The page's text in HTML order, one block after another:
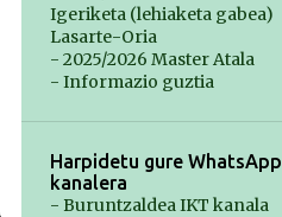
Igeriketa (lehiaketa gabea)
Lasarte-Oria
- 2025/2026 Master Atala
- Informazio guztia
Harpidetu gure WhatsApp
kanalera
- Buruntzaldea IKT kanala